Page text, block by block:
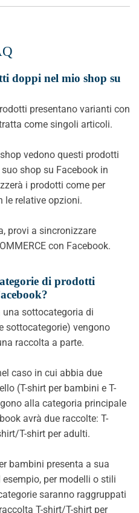
doppi nel mio shop su
presentano varianti con
come singoli articoli.
vedono questi prodotti
shop su Facebook in
i prodotti come per
le relative opzioni.
provi a sincronizzare
con Facebook.
di prodotti
una sottocategoria di
sottocategorie) vengono
raccolta a parte.
caso in cui abbia due
(T-shirt per bambini e T-
alla categoria principale
avrà due raccolte: T-
T-shirt per adulti.
bambini presenta a sua
per modelli o stili
saranno raggruppati
T-shirt/T-shirt per